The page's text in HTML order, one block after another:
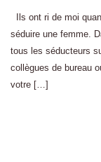
Ils ont ri de moi
séduire une femme.
tous les séducteurs
collègues de bureau
votre […]